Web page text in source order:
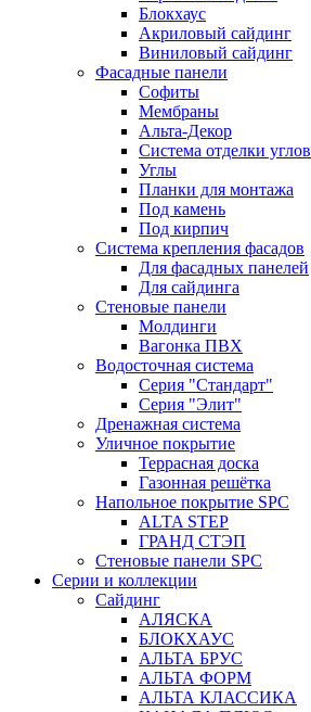
Блокхаус
Акриловый сайдинг
Виниловый сайдинг
Фасадные панели
Софиты
Мембраны
Альта-Декор
Система отделки углов
Углы
Планки для монтажа
Под камень
Под кирпич
Система крепления фасадов
Для фасадных панелей
Для сайдинга
Стеновые панели
Молдинги
Вагонка ПВХ
Водосточная система
Серия "Стандарт"
Серия "Элит"
Дренажная система
Уличное покрытие
Террасная доска
Газонная решётка
Напольное покрытие SPC
ALTA STEP
ГРАНД СТЭП
Стеновые панели SPC
Серии и коллекции
Сайдинг
АЛЯСКА
БЛОКХАУС
АЛЬТА БРУС
АЛЬТА ФОРМ
АЛЬТА КЛАССИКА